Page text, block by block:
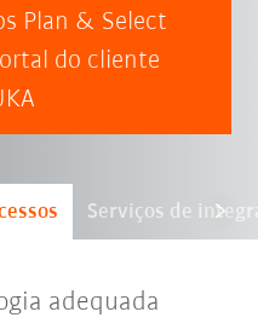
Plan & Select
do cliente
Serviços de
adequada